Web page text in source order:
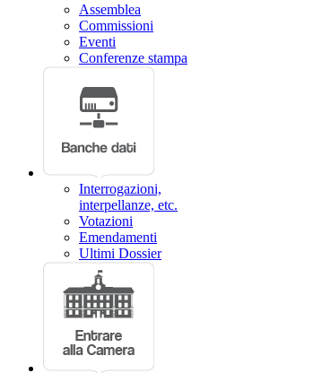
Assemblea
Commissioni
Eventi
Conferenze stampa
Interrogazioni,
interpellanze, etc.
Votazioni
Emendamenti
Ultimi Dossier